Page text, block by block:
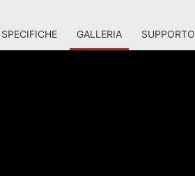
SPECIFICHE GALLERIA SUPPORTO